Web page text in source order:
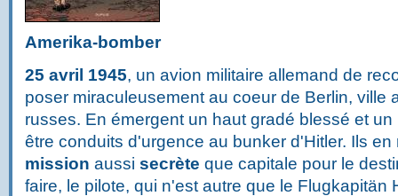
Amerika-bomber
25 avril 1945, un avion militaire allemand de
poser miraculeusement au coeur de Berlin, ville
russes. En émergent un haut gradé blessé et
être conduits d'urgence au bunker d'Hitler. Ils
mission aussi secrète que capitale pour le
faire, le pilote, qui n'est autre que le Flugkapitän